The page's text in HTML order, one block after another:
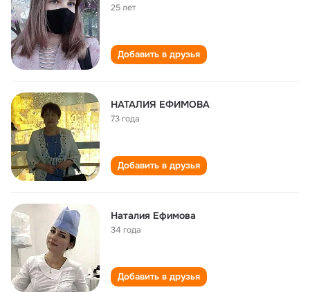
25 лет
Добавить в друзья
НАТАЛИЯ ЕФИМОВА
73 года
Добавить в друзья
Наталия Ефимова
34 года
Добавить в друзья